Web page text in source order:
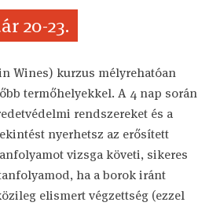
20-23.
Wines) kurzus mélyrehatóan
termőhelyekkel. A 4 nap során
rendszereket és a
nyerhetsz az erősített
vizsga követi, sikeres
ha a borok iránt
elismert végzettség (ezzel